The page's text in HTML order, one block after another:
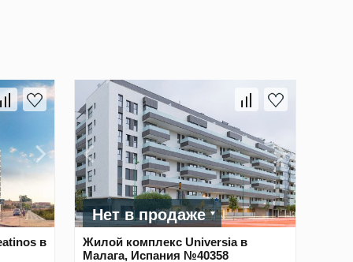
в
Нет в продаже
Жилой комплекс Universia в
Малага, Испания №40358